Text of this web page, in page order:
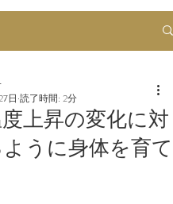
上昇の変化に対
うに身体を育て
日 読了時間: 2分